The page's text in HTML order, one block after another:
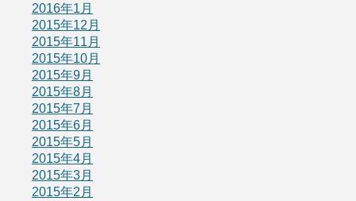
2016年1月
2015年12月
2015年11月
2015年10月
2015年9月
2015年8月
2015年7月
2015年6月
2015年5月
2015年4月
2015年3月
2015年2月